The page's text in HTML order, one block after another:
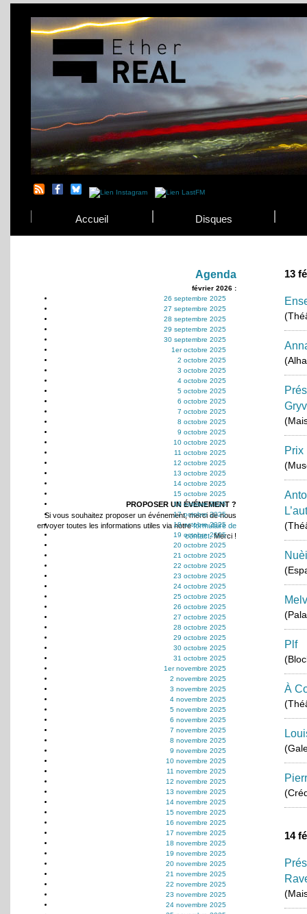
Accueil Disques
Agenda
février 2026 :
26 septembre 2025
27 septembre 2025
28 septembre 2025
29 septembre 2025
30 septembre 2025
1er octobre 2025
2 octobre 2025
3 octobre 2025
4 octobre 2025
5 octobre 2025
6 octobre 2025
7 octobre 2025
8 octobre 2025
9 octobre 2025
10 octobre 2025
11 octobre 2025
12 octobre 2025
13 octobre 2025
14 octobre 2025
15 octobre 2025
16 octobre 2025
17 octobre 2025
18 octobre 2025
19 octobre 2025
20 octobre 2025
21 octobre 2025
22 octobre 2025
23 octobre 2025
24 octobre 2025
25 octobre 2025
26 octobre 2025
27 octobre 2025
28 octobre 2025
29 octobre 2025
30 octobre 2025
31 octobre 2025
1er novembre 2025
2 novembre 2025
3 novembre 2025
4 novembre 2025
5 novembre 2025
6 novembre 2025
7 novembre 2025
8 novembre 2025
9 novembre 2025
10 novembre 2025
11 novembre 2025
12 novembre 2025
13 novembre 2025
14 novembre 2025
15 novembre 2025
16 novembre 2025
17 novembre 2025
18 novembre 2025
19 novembre 2025
20 novembre 2025
21 novembre 2025
22 novembre 2025
23 novembre 2025
24 novembre 2025
PROPOSER UN ÉVÉNEMENT ?
Si vous souhaitez proposer un événement, merci de nous
envoyer toutes les informations utiles via notreformulaire de
contact. Merci !
13
Prix
Plf
À
14